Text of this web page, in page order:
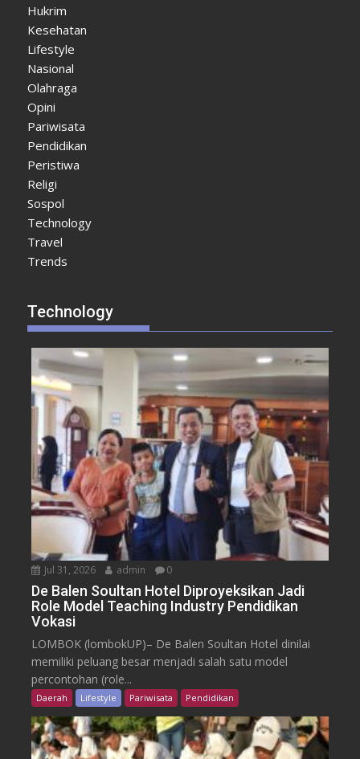
Hukrim
Kesehatan
Lifestyle
Nasional
Olahraga
Opini
Pariwisata
Pendidikan
Peristiwa
Religi
Sospol
Technology
Travel
Trends
Technology
Jul 31, 2026 admin 0
De Balen Soultan Hotel Diproyeksikan Jadi
Role Model Teaching Industry Pendidikan
Vokasi
LOMBOK (lombokUP)– De Balen Soultan Hotel dinilai
memiliki peluang besar menjadi salah satu model
percontohan (role...
Daerah Lifestyle Pariwisata Pendidikan